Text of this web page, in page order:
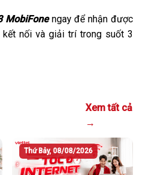
MobiFonengay để nhận được
nối và giải trí trong suốt 3
Xem tất cả
→
Thứ Bảy, 08/08/2026